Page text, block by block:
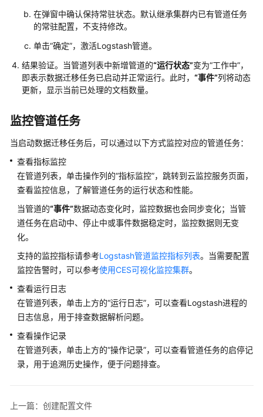
管
理
日
志
管
理
集
群
变
集
群
管
理
量
数
据
库
服
务
资
控
在弹窗中确认保持常驻状态。默认继承集群内已有管道任务
的常驻配置，不支持修改。
单击“确定”，激活Logstash管道。
结果验证。当管道列表中新增管道的“运行状态”变为“工作中”，
即表示数据迁移任务已启动并正常运行。此时， “事件”列将动态
更新，显示当前已处理的文档数量。
监控管道任务
当启动数据迁移任务后，可以通过以下方式监控对应的管道任务：
查看指标监控
在管道列表，单击操作列的“指标监控”，跳转到云监控服务页面，
查看监控信息，了解管道任务的运行状态和性能。
当管道的“事件”数据动态变化时，监控数据也会同步变化；当管
道任务在启动中、停止中或事件数据稳定时，监控数据则无变
化。
支持的监控指标请参考Logstash管道监控指标列表。当需要配置
监控告警时，可以参考使用CES可视化监控集群。
查看运行日志
在管道列表，单击上方的“运行日志”，可以查看Logstash进程的
日志信息，用于排查数据解析问题。
查看操作记录
在管道列表，单击上方的“操作记录”，可以查看管道任务的启停记
录，用于追溯历史操作，便于问题排查。
上一篇：创建配置文件